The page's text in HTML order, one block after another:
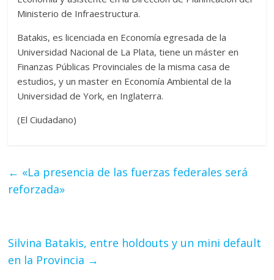
Ministerio de Infraestructura.
Batakis, es licenciada en Economía egresada de la
Universidad Nacional de La Plata, tiene un máster en
Finanzas Públicas Provinciales de la misma casa de
estudios, y un master en Economía Ambiental de la
Universidad de York, en Inglaterra.
(El Ciudadano)
← «La presencia de las fuerzas federales será
reforzada»
Silvina Batakis, entre holdouts y un mini default
en la Provincia →